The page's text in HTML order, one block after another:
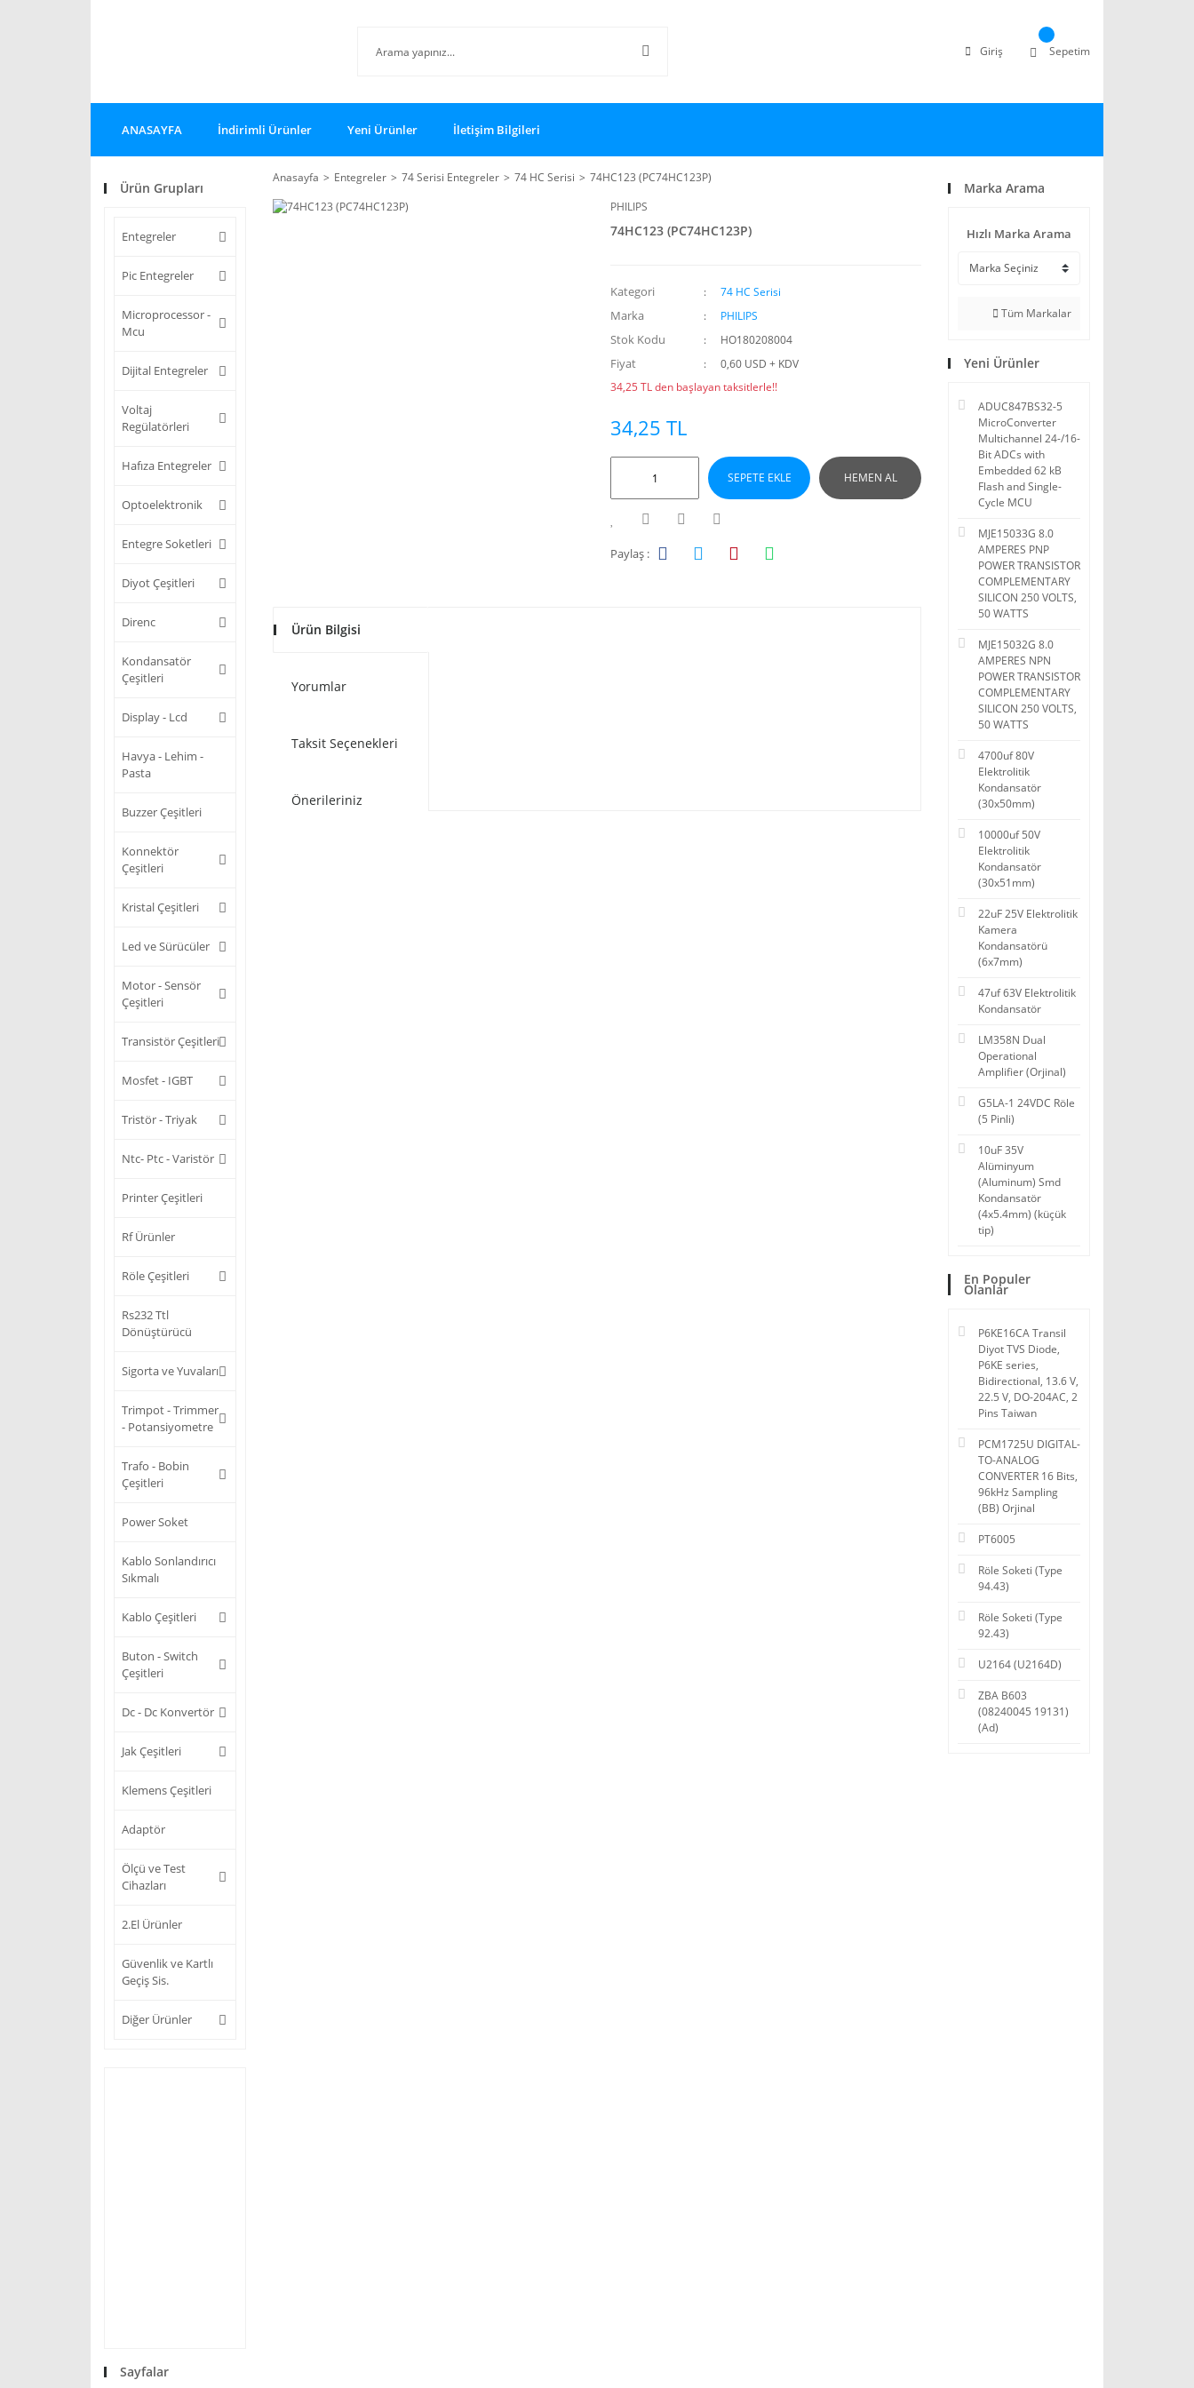
Giriş Sepetim
ANASAYFA İndirimli Ürünler Yeni Ürünler İletişim Bilgileri
Ürün Grupları
Entegreler
Pic Entegreler
Microprocessor -
Mcu
Dijital Entegreler
Voltaj
Regülatörleri
Hafıza Entegreler
Optoelektronik
Entegre Soketleri
Diyot Çeşitleri
Direnc
Kondansatör
Çeşitleri
Display - Lcd
Havya - Lehim -
Pasta
Buzzer Çeşitleri
Konnektör
Çeşitleri
Kristal Çeşitleri
Led ve Sürücüler
Motor - Sensör
Çeşitleri
Transistör Çeşitleri
Mosfet - IGBT
Tristör - Triyak
Ntc- Ptc - Varistör
Printer Çeşitleri
Rf Ürünler
Röle Çeşitleri
Rs232 Ttl
Dönüştürücü
Sigorta ve Yuvaları
Trimpot - Trimmer
- Potansiyometre
Trafo - Bobin
Çeşitleri
Power Soket
Kablo Sonlandırıcı
Sıkmalı
Kablo Çeşitleri
Buton - Switch
Çeşitleri
Dc - Dc Konvertör
Jak Çeşitleri
Klemens Çeşitleri
Adaptör
Ölçü ve Test
Cihazları
2.El Ürünler
Güvenlik ve Kartlı
Geçiş Sis.
Diğer Ürünler
Sayfalar
Anasayfa Entegreler 74 Serisi Entegreler 74 HC Serisi
74HC123 (PC74HC123P)
PHILIPS
74HC123 (PC74HC123P)
Kategori 74 HC Serisi
Marka PHILIPS
Stok Kodu HO180208004
Fiyat
0,60 USD + KDV
34,25 TL den başlayan taksitlerle!!
34,25 TL
SEPETE EKLE HEMEN AL
Paylaş :
Ürün Bilgisi
Yorumlar
Taksit Seçenekleri
Önerileriniz
Marka Arama
Hızlı Marka Arama
Tüm Markalar
Yeni Ürünler
ADUC847BS32-5
MicroConverter
Multichannel 24-/16-
Bit ADCs with
Embedded 62 kB
Flash and Single-
Cycle MCU
MJE15033G 8.0
AMPERES PNP
POWER TRANSISTOR
COMPLEMENTARY
SILICON 250 VOLTS,
50 WATTS
MJE15032G 8.0
AMPERES NPN
POWER TRANSISTOR
COMPLEMENTARY
SILICON 250 VOLTS,
50 WATTS
4700uf 80V
Elektrolitik
Kondansatör
(30x50mm)
10000uf 50V
Elektrolitik
Kondansatör
(30x51mm)
22uF 25V Elektrolitik
Kamera
Kondansatörü
(6x7mm)
47uf 63V Elektrolitik
Kondansatör
LM358N Dual
Operational
Amplifier (Orjinal)
G5LA-1 24VDC Röle
(5 Pinli)
10uF 35V
Alüminyum
(Aluminum) Smd
Kondansatör
(4x5.4mm) (küçük
tip)
En Populer
Olanlar
P6KE16CA Transil
Diyot TVS Diode,
P6KE series,
Bidirectional, 13.6 V,
22.5 V, DO-204AC, 2
Pins Taiwan
PCM1725U DIGITAL-
TO-ANALOG
CONVERTER 16 Bits,
96kHz Sampling
(BB) Orjinal
PT6005
Röle Soketi (Type
94.43)
Röle Soketi (Type
92.43)
U2164 (U2164D)
ZBA B603
(08240045 19131)
(Ad)